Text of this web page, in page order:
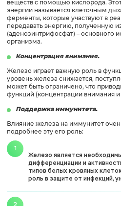
веществ с помощью кислорода.
энергии называется клеточным
ферменты, которые участвуют в
передавать энергию, полученную
(аденозинтрифосфат) – основного
организма.
Концентрация внимания.
Железо играет важную роль в
уровень железа снижается,
может быть ограничено, что
функций (концентрации внимания и
Поддержка иммунитета.
Влияние железа на иммунитет
подробнее эту его роль:
Железо является
дифференциации и
типов белых кровяных
роль в защите от инфекций,